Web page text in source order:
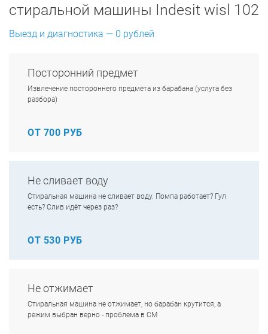
стиральной машины Indesit wisl 102
Выезд и диагностика — 0 рублей
Посторонний предмет
Извлечение постороннего предмета из барабана (услуга без
разбора)
ОТ 700 РУБ
Не сливает воду
Стиральная машина не сливает воду. Помпа работает? Гул
есть? Слив идёт через раз?
ОТ 530 РУБ
Не отжимает
Стиральная машина не отжимает, но барабан крутится, а
режим выбран верно - проблема в СМ